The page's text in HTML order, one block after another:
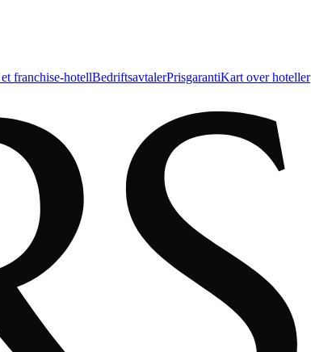
franchise-hotellBedriftsavtalerPrisgarantiKart over hoteller